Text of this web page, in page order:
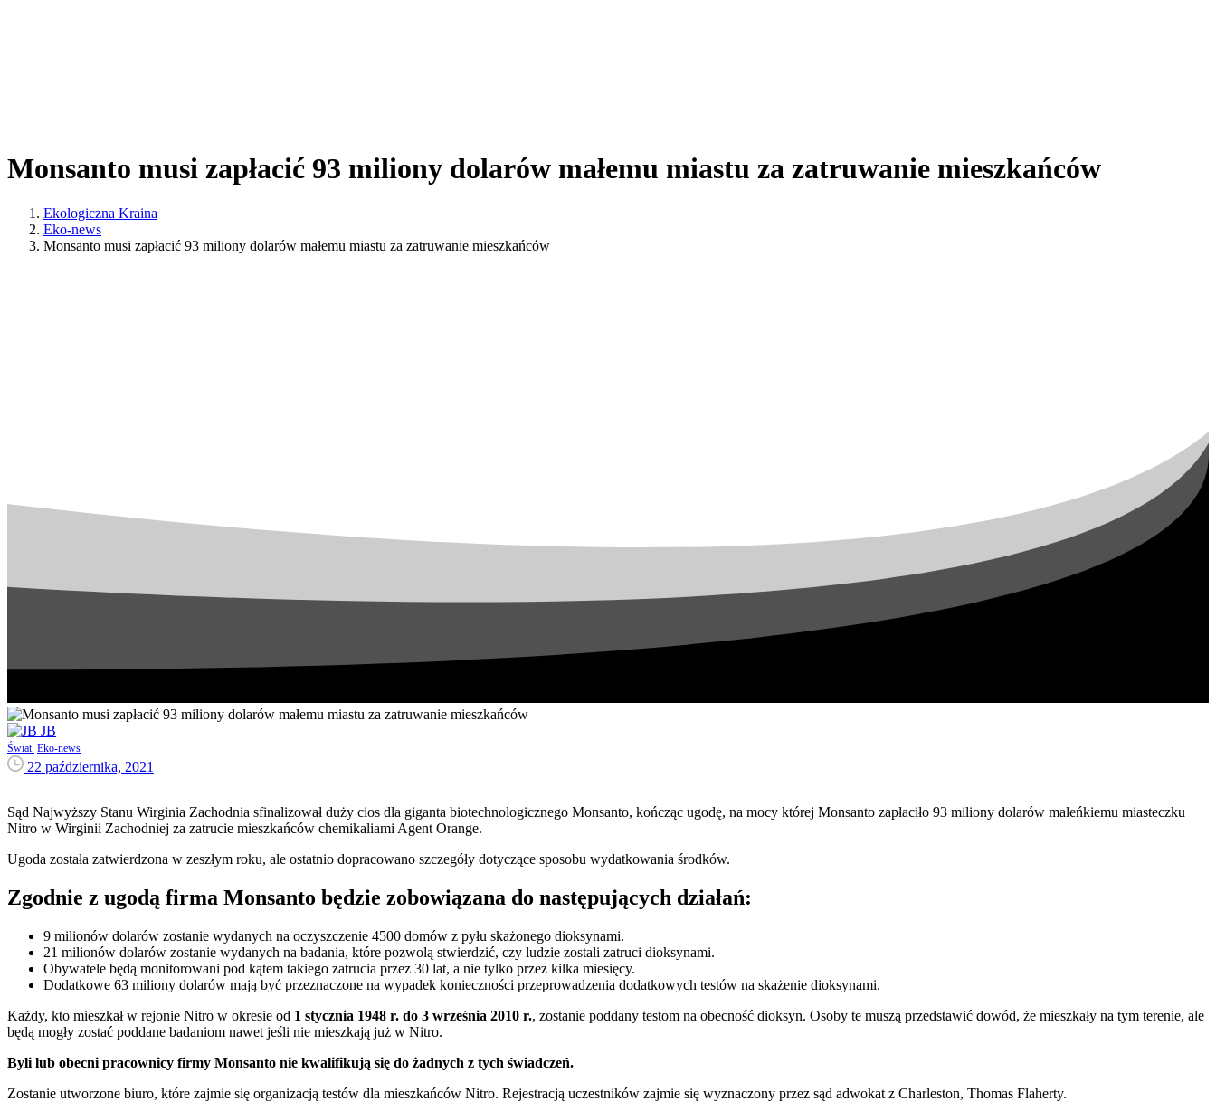
Monsanto musi zapłacić 93 miliony dolarów małemu miastu za zatruwanie mieszkańców
Ekologiczna Kraina
Eko-news
Monsanto musi zapłacić 93 miliony dolarów małemu miastu za zatruwanie mieszkańców
JB
Świat Eko-news
22 października, 2021
Sąd Najwyższy Stanu Wirginia Zachodnia sfinalizował duży cios dla giganta biotechnologicznego Monsanto, kończąc ugodę, na mocy której Monsanto zapłaciło 93 miliony dolarów maleńkiemu miasteczku
Nitro w Wirginii Zachodniej za zatrucie mieszkańców chemikaliami Agent Orange.
Ugoda została zatwierdzona w zeszłym roku, ale ostatnio dopracowano szczegóły dotyczące sposobu wydatkowania środków.
Zgodnie z ugodą firma Monsanto będzie zobowiązana do następujących działań:
9 milionów dolarów zostanie wydanych na oczyszczenie 4500 domów z pyłu skażonego dioksynami.
21 milionów dolarów zostanie wydanych na badania, które pozwolą stwierdzić, czy ludzie zostali zatruci dioksynami.
Obywatele będą monitorowani pod kątem takiego zatrucia przez 30 lat, a nie tylko przez kilka miesięcy.
Dodatkowe 63 miliony dolarów mają być przeznaczone na wypadek konieczności przeprowadzenia dodatkowych testów na skażenie dioksynami.
Każdy, kto mieszkał w rejonie Nitro w okresie od 1 stycznia 1948 r. do 3 września 2010 r., zostanie poddany testom na obecność dioksyn. Osoby te muszą przedstawić dowód, że mieszkały na tym terenie, ale
będą mogły zostać poddane badaniom nawet jeśli nie mieszkają już w Nitro.
Byli lub obecni pracownicy firmy Monsanto nie kwalifikują się do żadnych z tych świadczeń.
Zostanie utworzone biuro, które zajmie się organizacją testów dla mieszkańców Nitro. Rejestracją uczestników zajmie się wyznaczony przez sąd adwokat z Charleston, Thomas Flaherty.